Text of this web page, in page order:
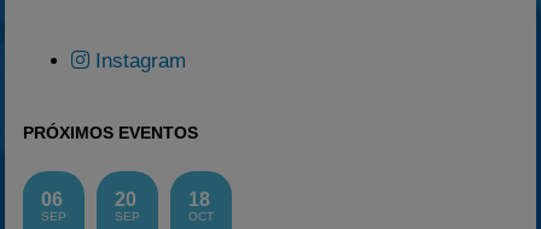
Instagram
PRÓXIMOS EVENTOS
06
SEP
20
SEP
18
OCT